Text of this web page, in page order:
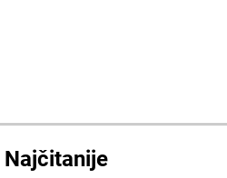
Najčitanije